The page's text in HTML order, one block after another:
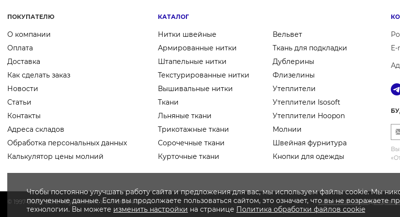
ПОКУПАТЕЛЮ
О компании
Оплата
Доставка
Как сделать заказ
Новости
Статьи
Контакты
Адреса складов
Обработка персональных данных
Калькулятор цены молний
КАТАЛОГ
Нитки швейные
Армированные нитки
Штапельные нитки
Текстурированные нитки
Вышивальные нитки
Ткани
Льняные ткани
Трикотажные ткани
Сорочечные ткани
Курточные ткани
Вельвет
Ткань для подкладки
Дублерины
Флизелины
Утеплители
Утеплители Isosoft
Утеплители Hoopon
Молнии
Швейная фурнитура
Кнопки для одежды
Вы
© 1997-2026, OOO «Фурнитоп», УНП 190414469 Политика
Чтобы постоянно улучшать работу сайта и предложения для вас, мы используем файлы cookie. Мы
полученные данные. Если вы продолжаете пользоваться сайтом, это означает, что вы не возражаете
технологии. Вы можете изменить настройки на странице Политика обработки файлов cookie